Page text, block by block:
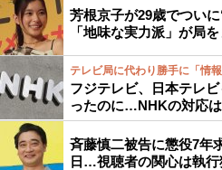
芳根京子が29歳でつい
「地味な実力派」が局
テレビ局に代わり勝手に「情報
フジテレビ、日本テレ
ったのに…NHKの対応
斉藤慎二被告に懲役7年
日…視聴者の関心は執